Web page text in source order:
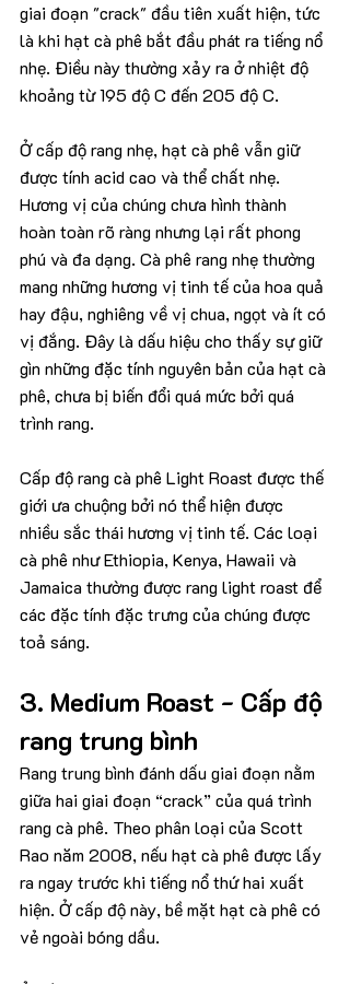
giai đoạn "crack" đầu tiên xuất hiện, tức
là khi hạt cà phê bắt đầu phát ra tiếng nổ
nhẹ. Điều này thường xảy ra ở nhiệt độ
khoảng từ 195 độ C đến 205 độ C.
Ở cấp độ rang nhẹ, hạt cà phê vẫn giữ
được tính acid cao và thể chất nhẹ.
Hương vị của chúng chưa hình thành
hoàn toàn rõ ràng nhưng lại rất phong
phú và đa dạng. Cà phê rang nhẹ thường
mang những hương vị tinh tế của hoa quả
hay đậu, nghiêng về vị chua, ngọt và ít có
vị đắng. Đây là dấu hiệu cho thấy sự giữ
gìn những đặc tính nguyên bản của hạt cà
phê, chưa bị biến đổi quá mức bởi quá
trình rang.
Cấp độ rang cà phê Light Roast được thế
giới ưa chuộng bởi nó thể hiện được
nhiều sắc thái hương vị tinh tế. Các loại
cà phê như Ethiopia, Kenya, Hawaii và
Jamaica thường được rang light roast để
các đặc tính đặc trưng của chúng được
toả sáng.
3. Medium Roast - Cấp độ
rang trung bình
Rang trung bình đánh dấu giai đoạn nằm
giữa hai giai đoạn “crack” của quá trình
rang cà phê. Theo phân loại của Scott
Rao năm 2008, nếu hạt cà phê được lấy
ra ngay trước khi tiếng nổ thứ hai xuất
hiện. Ở cấp độ này, bề mặt hạt cà phê có
vẻ ngoài bóng dầu.